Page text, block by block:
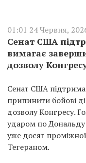
01:01 24 Червня,
Сенат США
вимагає
дозволу
Сенат США
припинити бойові
дозволу Конгресу.
ударом по
уже досяг
Тегераном.